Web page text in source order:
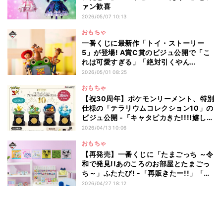
ァン歓喜
2026/05/07 10:13
おもちゃ
一番くじに最新作「トイ・ストーリー
5」が登場! A賞C賞のビジュ公開で「こ
れは可愛すぎる」「絶対引くやん
か...w」とファン歓喜
2026/05/01 08:25
おもちゃ
【祝30周年】ポケモンリーメント、特別
仕様の「テラリウムコレクション10」の
ビジュ公開 -「キャタピカきた!!!!嬉し
い!!!!」「どれも当たりやないかーぃ!」
2026/04/13 10:06
おもちゃ
【再発売】一番くじに「たまごっち ～令
和で発見!!あのころのお部屋とたまごっ
ち～」ふたたび! -「再販きたー!!」「今
度こそくちぱっちのグラス手に入れる
2026/04/27 18:12